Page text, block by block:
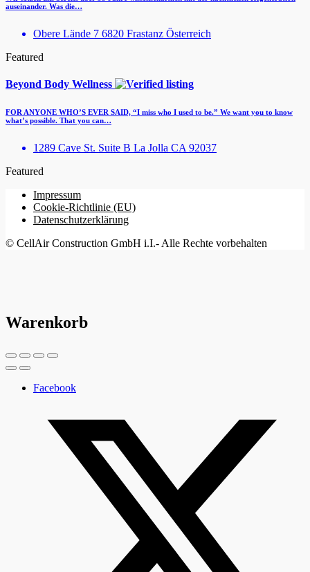
auseinander. Was die…
Obere Lände 7 6820 Frastanz Österreich
Featured
Beyond Body Wellness
FOR ANYONE WHO’S EVER SAID, “I miss who I used to be.” We want you to know
what’s possible. That you can…
1289 Cave St. Suite B La Jolla CA 92037
Featured
Impressum
Cookie-Richtlinie (EU)
Datenschutzerklärung
© CellAir Construction GmbH i.I.- Alle Rechte vorbehalten
Warenkorb
Facebook